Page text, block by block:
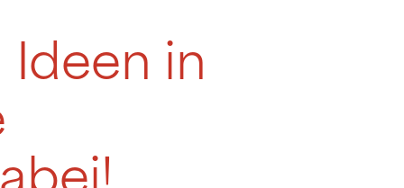
Ideen in